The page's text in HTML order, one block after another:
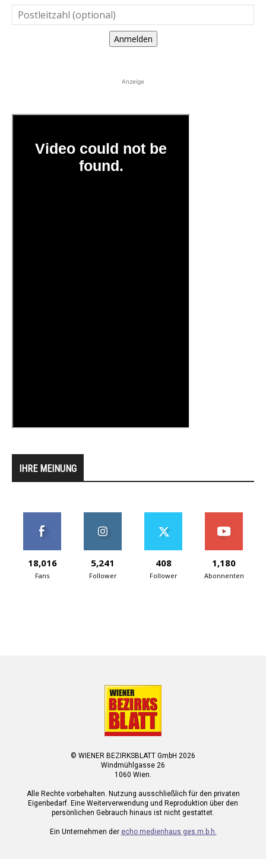
Anmelden
Anzeige
IHRE MEINUNG
18,016
Fans
5,241
Follower
408
Follower
1,180
Abonnenten
© WIENER BEZIRKSBLATT GmbH 2026
Windmühlgasse 26
1060 Wien.
Alle Rechte vorbehalten. Nutzung ausschließlich für den privaten
Eigenbedarf. Eine Weiterverwendung und Reproduktion über den
persönlichen Gebrauch hinaus ist nicht gestattet.
Ein Unternehmen der echo medienhaus ges.m.b.h.